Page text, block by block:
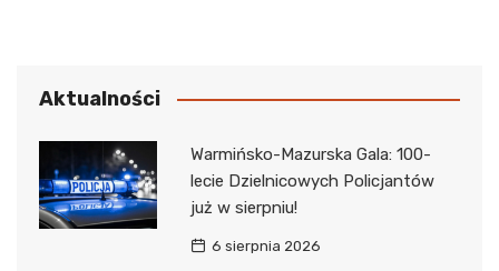
Aktualności
Warmińsko-Mazurska Gala: 100-
lecie Dzielnicowych Policjantów
już w sierpniu!
6 sierpnia 2026